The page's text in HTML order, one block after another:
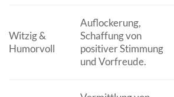
Witzig &
Humorvoll
Auflockerung,
Schaffung von
positiver Stimmung
und Vorfreude.